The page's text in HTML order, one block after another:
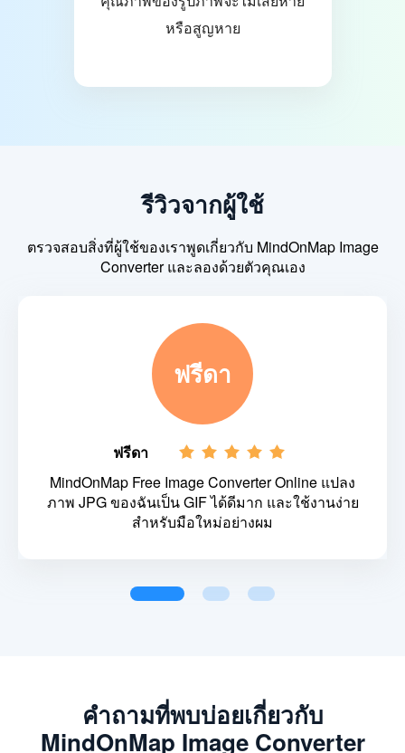
หรือสูญหาย
รีวิวจากผู้ใช้
ตรวจสอบสิ่งที่ผู้ใช้ของเราพูดเกี่ยวกับ MindOnMap Image
Converter และลองด้วยตัวคุณเอง
ฟรีดา
ฟรีดา
MindOnMap Free Image Converter Online แปลง
ภาพ JPG ของฉันเป็น GIF ได้ดีมาก และใช้งานง่าย
สำหรับมือใหม่อย่างผม
คำถามที่พบบ่อยเกี่ยวกับ
MindOnMap Image Converter